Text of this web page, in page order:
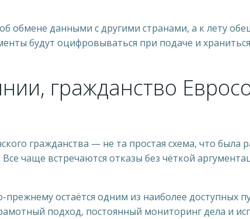
обмене данными с другими странами, а к лету
будут оцифровываться при подаче и
гражданство
гражданства — не та простая схема, что была
чаще встречаются отказы без чёткой
остаётся одним из наиболее доступных
подход, постоянный мониторинг дела и